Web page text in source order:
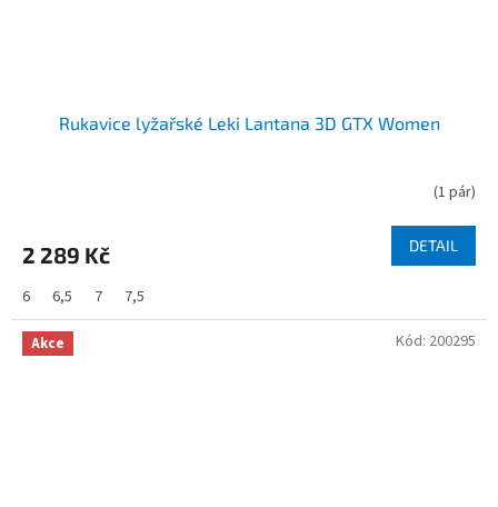
Rukavice lyžařské Leki Lantana 3D GTX Women
(1 pár)
2 289 Kč DETAIL
6 6,5 7 7,5
Akce Kód: 200295